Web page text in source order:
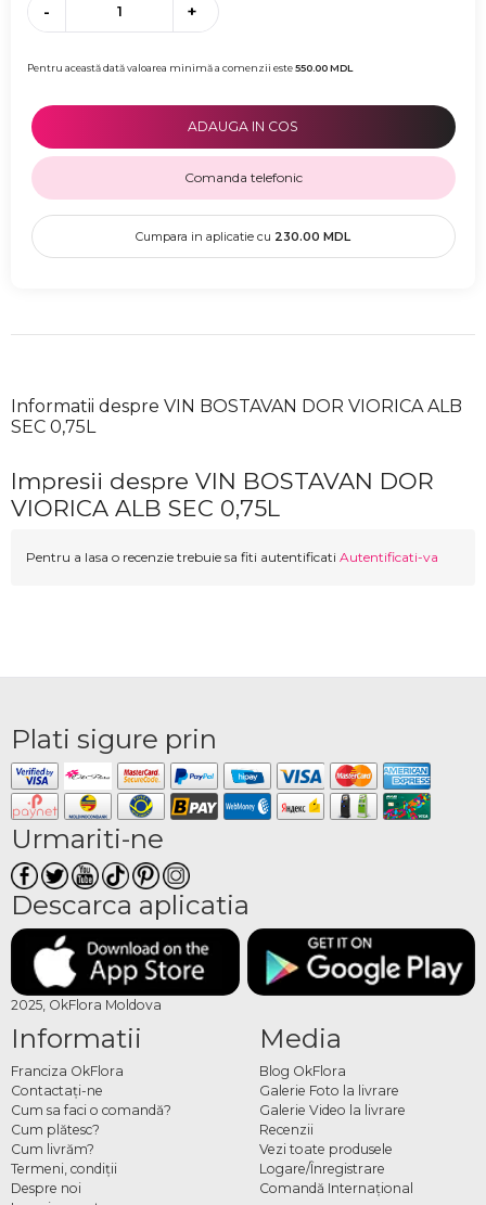
- +
Pentru această dată valoarea minimă a comenzii este550.00MDL
ADAUGA IN COS
Comanda telefonic
Cumpara in aplicatie cu 230.00 MDL
Informatii despre VIN BOSTAVAN DOR VIORICA ALB
SEC 0,75L
Impresii despre VIN BOSTAVAN DOR
VIORICA ALB SEC 0,75L
Pentru a lasa o recenzie trebuie sa fiti autentificati Autentificati-va
Plati sigure prin
Urmariti-ne
Descarca aplicatia
2025, OkFlora Moldova
Informatii
Franciza OkFlora
Contactaţi-ne
Cum sa faci o comandă?
Cum plătesc?
Cum livrăm?
Termeni, condiţii
Despre noi
Media
Blog OkFlora
Galerie Foto la livrare
Galerie Video la livrare
Recenzii
Vezi toate produsele
Logare/Înregistrare
Comandă Internațional